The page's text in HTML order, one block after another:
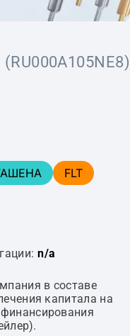
(RU000A105NE8)
FLT
n/a
в составе
капитала на